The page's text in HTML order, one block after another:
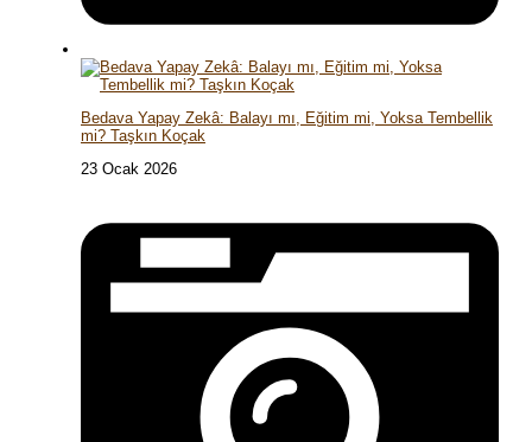
Bedava Yapay Zekâ: Balayı mı, Eğitim mi, Yoksa Tembellik
mi? Taşkın Koçak
23 Ocak 2026